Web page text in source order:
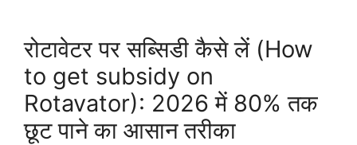
रोटावेटर पर सब्सिडी कैसे लें (How
to get subsidy on
Rotavator): 2026 में 80% तक
छूट पाने का आसान तरीका